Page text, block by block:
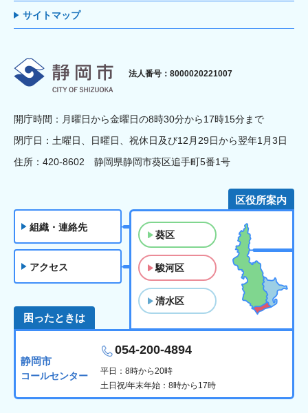
サイトマップ
静岡市
法人番号：8000020221007
開庁時間：月曜日から金曜日の8時30分から17時15分まで
閉庁日：土曜日、日曜日、祝休日及び12月29日から翌年1月3日
住所：420-8602 静岡県静岡市葵区追手町5番1号
組織・連絡先
アクセス
区役所案内
葵区
駿河区
清水区
困ったときは
静岡市
コールセンター
054-200-4894
平日：8時から20時
土日祝/年末年始：8時から17時